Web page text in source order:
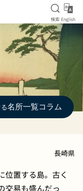
検索を
検索 English
名所一覧コラム
長崎県
位置する島。古く
交易も盛んだっ